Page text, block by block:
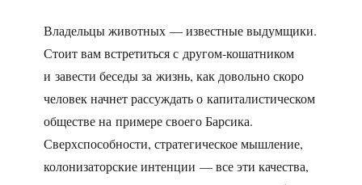
Владельцы животных — известные выдумщики.
Стоит вам встретиться с другом-кошатником
и завести беседы за жизнь, как довольно скоро
человек начнет рассуждать о капиталистическом
обществе на примере своего Барсика.
Сверхспособности, стратегическое мышление,
колонизаторские интенции — все эти качества,